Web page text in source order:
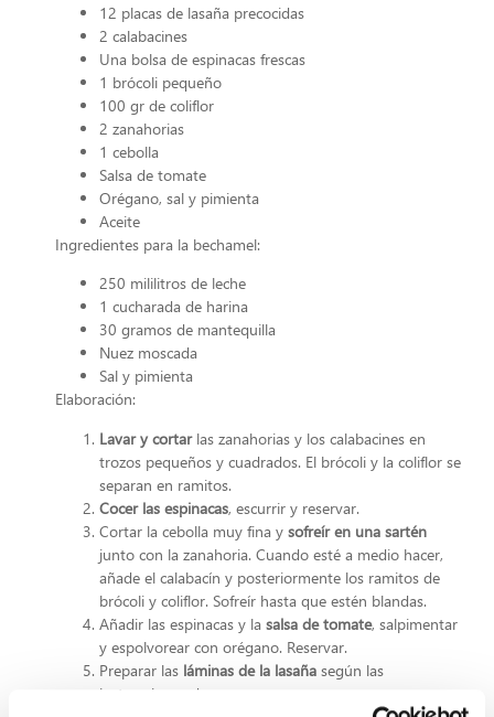
12 placas de lasaña precocidas
2 calabacines
Una bolsa de espinacas frescas
1 brócoli pequeño
100 gr de coliflor
2 zanahorias
1 cebolla
Salsa de tomate
Orégano, sal y pimienta
Aceite
Ingredientes para la bechamel:
250 mililitros de leche
1 cucharada de harina
30 gramos de mantequilla
Nuez moscada
Sal y pimienta
Elaboración:
Lavar y cortarlas zanahorias y los calabacines en
trozos pequeños y cuadrados. El brócoli y la coliflor se
separan en ramitos.
Cocer las espinacas, escurrir y reservar.
Cortar la cebolla muy fina y sofreír en una sartén
junto con la zanahoria. Cuando esté a medio hacer,
añade el calabacín y posteriormente los ramitos de
brócoli y coliflor. Sofreír hasta que estén blandas.
Añadir las espinacas y la salsa de tomate, salpimentar
y espolvorear con orégano. Reservar.
Preparar las láminas de la lasaña según las
instrucciones de su envase.